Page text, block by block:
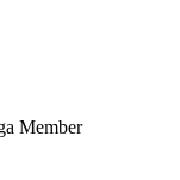
Member